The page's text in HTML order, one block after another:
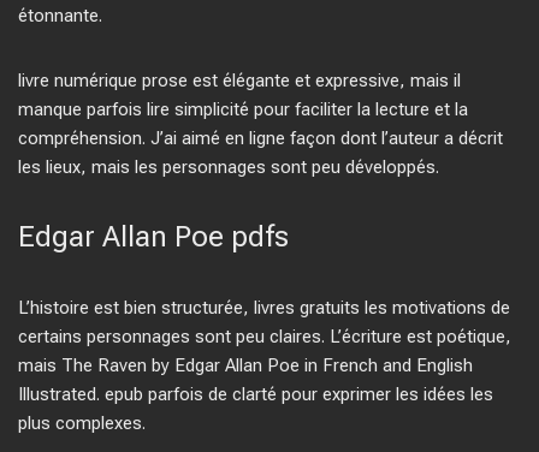
étonnante.
livre numérique prose est élégante et expressive, mais il
manque parfois lire simplicité pour faciliter la lecture et la
compréhension. J’ai aimé en ligne façon dont l’auteur a décrit
les lieux, mais les personnages sont peu développés.
Edgar Allan Poe pdfs
L’histoire est bien structurée, livres gratuits les motivations de
certains personnages sont peu claires. L’écriture est poétique,
mais The Raven by Edgar Allan Poe in French and English
Illustrated. epub parfois de clarté pour exprimer les idées les
plus complexes.